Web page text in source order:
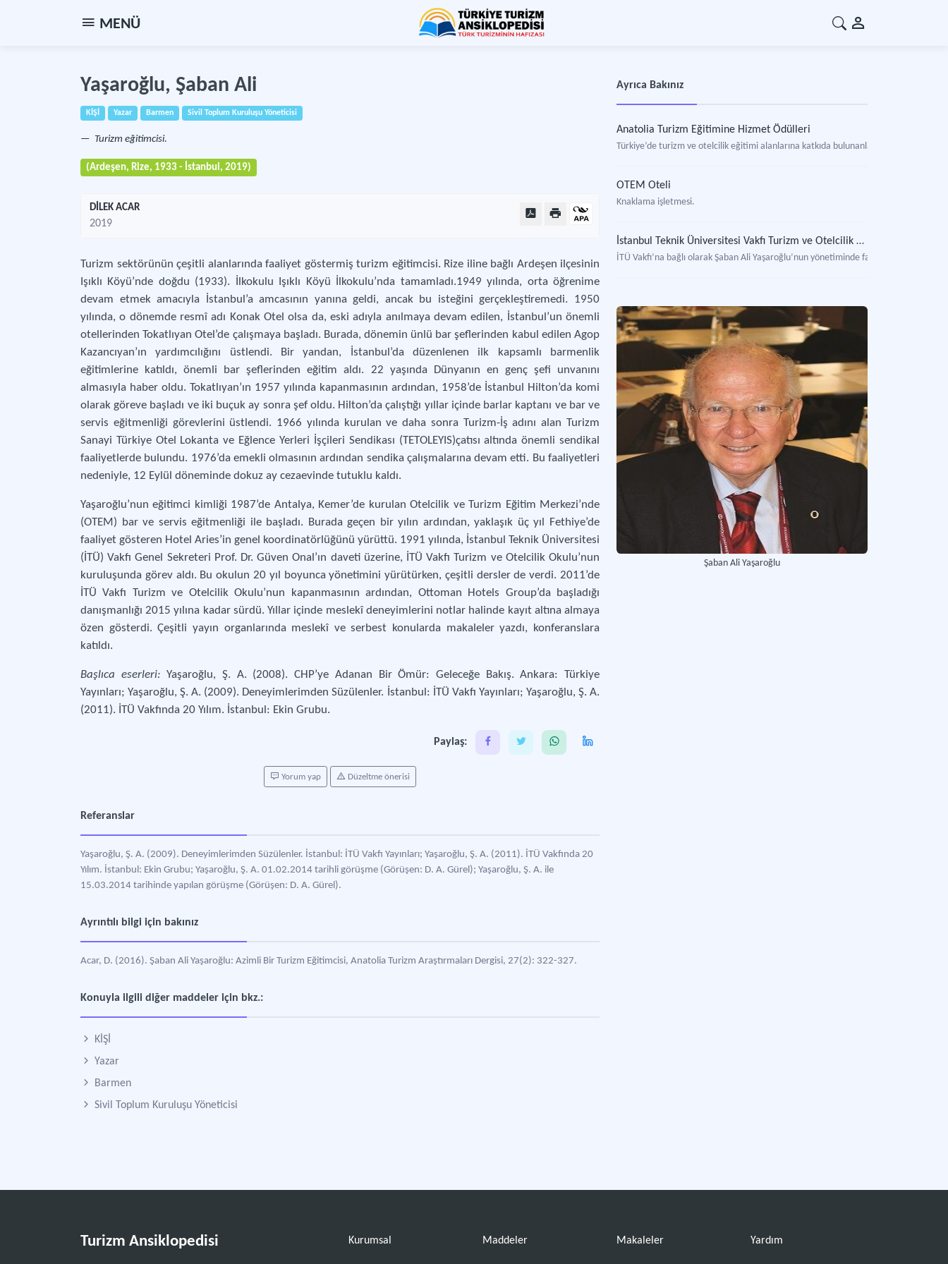
MENÜ
Yaşaroğlu, Şaban Ali
KİŞİ Yazar Barmen Sivil Toplum Kuruluşu Yöneticisi
Turizm eğitimcisi.
(Ardeşen, Rize, 1933 - İstanbul, 2019)
DİLEK ACAR
2019
Turizm sektörünün çeşitli alanlarında faaliyet göstermiş turizm eğitimcisi. Rize iline bağlı Ardeşen ilçesinin
Işıklı Köyü’nde doğdu (1933). İlkokulu Işıklı Köyü İlkokulu’nda tamamladı.1949 yılında, orta öğrenime
devam etmek amacıyla İstanbul’a amcasının yanına geldi, ancak bu isteğini gerçekleştiremedi. 1950
yılında, o dönemde resmî adı Konak Otel olsa da, eski adıyla anılmaya devam edilen, İstanbul’un önemli
otellerinden Tokatlıyan Otel’de çalışmaya başladı. Burada, dönemin ünlü bar şeflerinden kabul edilen Agop
Kazancıyan’ın yardımcılığını üstlendi. Bir yandan, İstanbul’da düzenlenen ilk kapsamlı barmenlik
eğitimlerine katıldı, önemli bar şeflerinden eğitim aldı. 22 yaşında Dünyanın en genç şefi unvanını
almasıyla haber oldu. Tokatlıyan’ın 1957 yılında kapanmasının ardından, 1958’de İstanbul Hilton’da komi
olarak göreve başladı ve iki buçuk ay sonra şef oldu. Hilton’da çalıştığı yıllar içinde barlar kaptanı ve bar ve
servis eğitmenliği görevlerini üstlendi. 1966 yılında kurulan ve daha sonra Turizm-İş adını alan Turizm
Sanayi Türkiye Otel Lokanta ve Eğlence Yerleri İşçileri Sendikası (TETOLEYIS)çatısı altında önemli sendikal
faaliyetlerde bulundu. 1976’da emekli olmasının ardından sendika çalışmalarına devam etti. Bu faaliyetleri
nedeniyle, 12 Eylül döneminde dokuz ay cezaevinde tutuklu kaldı.
Yaşaroğlu’nun eğitimci kimliği 1987’de Antalya, Kemer’de kurulan Otelcilik ve Turizm Eğitim Merkezi’nde
(OTEM) bar ve servis eğitmenliği ile başladı. Burada geçen bir yılın ardından, yaklaşık üç yıl Fethiye’de
faaliyet gösteren Hotel Aries’in genel koordinatörlüğünü yürüttü. 1991 yılında, İstanbul Teknik Üniversitesi
(İTÜ) Vakfı Genel Sekreteri Prof. Dr. Güven Onal’ın daveti üzerine, İTÜ Vakfı Turizm ve Otelcilik Okulu’nun
kuruluşunda görev aldı. Bu okulun 20 yıl boyunca yönetimini yürütürken, çeşitli dersler de verdi. 2011’de
İTÜ Vakfı Turizm ve Otelcilik Okulu’nun kapanmasının ardından, Ottoman Hotels Group’da başladığı
danışmanlığı 2015 yılına kadar sürdü. Yıllar içinde meslekî deneyimlerini notlar halinde kayıt altına almaya
özen gösterdi. Çeşitli yayın organlarında meslekî ve serbest konularda makaleler yazdı, konferanslara
katıldı.
Başlıca eserleri:Yaşaroğlu, Ş. A. (2008). CHP’ye Adanan Bir Ömür: Geleceğe Bakış. Ankara: Türkiye
Yayınları; Yaşaroğlu, Ş. A. (2009). Deneyimlerimden Süzülenler. İstanbul: İTÜ Vakfı Yayınları; Yaşaroğlu, Ş. A.
(2011). İTÜ Vakfında 20 Yılım. İstanbul: Ekin Grubu.
Paylaş:
Yorum yap Düzeltme önerisi
Referanslar
Yaşaroğlu, Ş. A. (2009). Deneyimlerimden Süzülenler. İstanbul: İTÜ Vakfı Yayınları; Yaşaroğlu, Ş. A. (2011). İTÜ Vakfında 20
Yılım. İstanbul: Ekin Grubu; Yaşaroğlu, Ş. A. 01.02.2014 tarihli görüşme (Görüşen: D. A. Gürel); Yaşaroğlu, Ş. A. ile
15.03.2014 tarihinde yapılan görüşme (Görüşen: D. A. Gürel).
Ayrıntılı bilgi için bakınız
Acar, D. (2016). Şaban Ali Yaşaroğlu: Azimli Bir Turizm Eğitimcisi, Anatolia Turizm Araştırmaları Dergisi, 27(2): 322-327.
Konuyla ilgili diğer maddeler için bkz.:
KİŞİ
Yazar
Barmen
Sivil Toplum Kuruluşu Yöneticisi
Ayrıca Bakınız
Anatolia Turizm Eğitimine Hizmet Ödülleri
Türkiye’de turizm ve otelcilik eğitimi alanlarına katkıda bulunanlara verilen ödüller.
OTEM Oteli
Knaklama işletmesi.
İstanbul Teknik Üniversitesi Vakfı Turizm ve Otelcilik Okulu
İTÜ Vakfı’na bağlı olarak Şaban Ali Yaşaroğlu’nun yönetiminde faaliyet gösteren
Şaban Ali Yaşaroğlu
Turizm Ansiklopedisi Kurumsal Maddeler Makaleler Yardım